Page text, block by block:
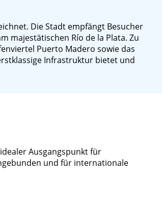
Die Stadt empfängt Besucher
majestätischen Río de la Plata. Zu
Puerto Madero sowie das
Infrastruktur bietet und
Ausgangspunkt für
und für internationale